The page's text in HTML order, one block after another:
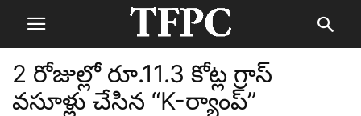
2 రోజుల్లో రూ.11.3 కోట్ల గ్రాస్
వసూళ్లు చేసిన “K-ర్యాంప్”